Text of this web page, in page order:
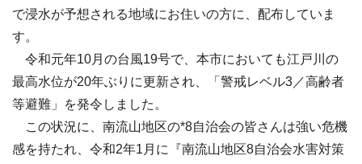
で浸水が予想される地域にお住いの方に、配布していま
す。
令和元年10月の台風19号で、本市においても江戸川の
最高水位が20年ぶりに更新され、「警戒レベル3／高齢者
等避難」を発令しました。
この状況に、南流山地区の*8自治会の皆さんは強い危機
感を持たれ、令和2年1月に『南流山地区8自治会水害対策